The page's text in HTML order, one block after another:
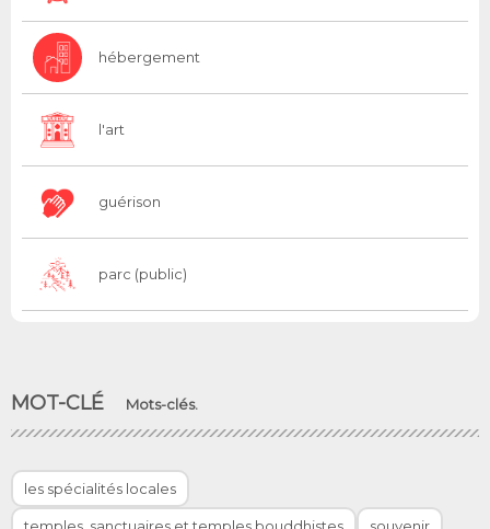
hébergement
l'art
guérison
parc (public)
MOT-CLÉ Mots-clés.
les spécialités locales